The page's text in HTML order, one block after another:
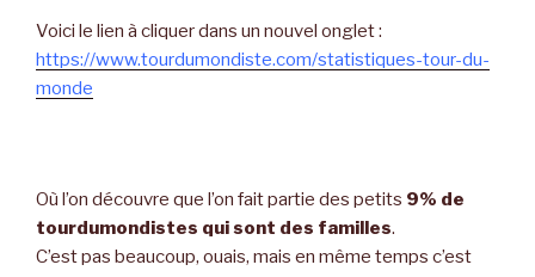
Voici le lien à cliquer dans un nouvel onglet :
https://www.tourdumondiste.com/statistiques-tour-du-
monde
Où l’on découvre que l’on fait partie des petits 9% de
tourdumondistes qui sont des familles.
C’est pas beaucoup, ouais, mais en même temps c’est